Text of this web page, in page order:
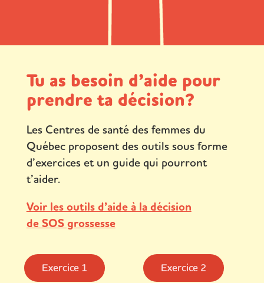
Tu as besoin d’aide pour
prendre ta décision?
Les Centres de santé des femmes du
Québec proposent des outils sous forme
d’exercices et un guide qui pourront
t’aider.
Voir les outils d’aide à la décision
de SOS grossesse
Exercice 1 Exercice 2